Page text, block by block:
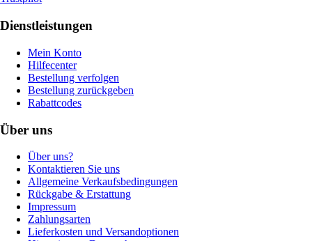
Dienstleistungen
Mein Konto
Hilfecenter
Bestellung verfolgen
Bestellung zurückgeben
Rabattcodes
Über uns
Über uns?
Kontaktieren Sie uns
Allgemeine Verkaufsbedingungen
Rückgabe & Erstattung
Impressum
Zahlungsarten
Lieferkosten und Versandoptionen